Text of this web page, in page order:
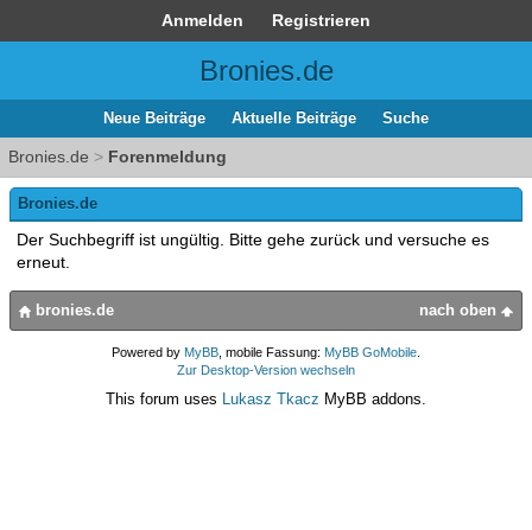
Anmelden Registrieren
Bronies.de
Neue Beiträge Aktuelle Beiträge Suche
Bronies.de > Forenmeldung
Bronies.de
Der Suchbegriff ist ungültig. Bitte gehe zurück und versuche es
erneut.
nach oben
bronies.de
Powered by MyBB , mobile Fassung: MyBB GoMobile
Zur Desktop-Version wechseln
This forum uses Lukasz Tkacz MyBB addons.